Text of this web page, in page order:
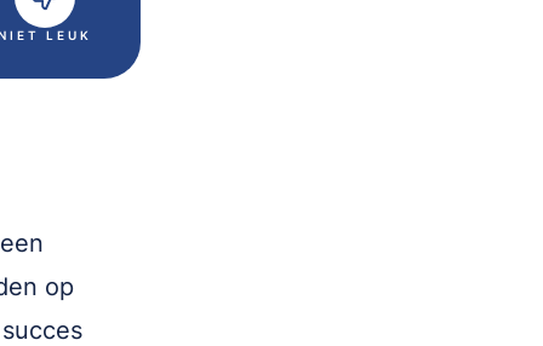
LEUK
op